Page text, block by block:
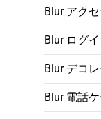
Blur アク
Blur ログ
Blur デコ
Blur 電話